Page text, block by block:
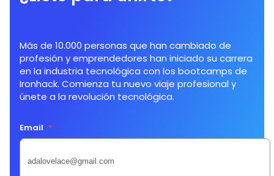
Más de 10.000 personas que han cambiado de
profesión y emprendedores han iniciado su carrera
en la industria tecnológica con los bootcamps de
Ironhack. Comienza tu nuevo viaje profesional y
únete a la revolución tecnológica.
Email *